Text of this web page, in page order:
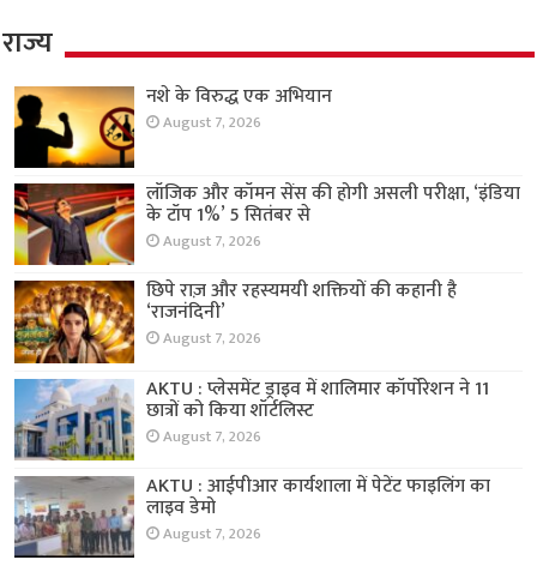
राज्य
नशे के विरुद्ध एक अभियान
August 7, 2026
लॉजिक और कॉमन सेंस की होगी असली परीक्षा, ‘इंडिया
के टॉप 1%’ 5 सितंबर से
August 7, 2026
छिपे राज़ और रहस्यमयी शक्तियों की कहानी है
‘राजनंदिनी’
August 7, 2026
AKTU : प्लेसमेंट ड्राइव में शालिमार कॉर्पोरेशन ने 11
छात्रों को किया शॉर्टलिस्ट
August 7, 2026
AKTU : आईपीआर कार्यशाला में पेटेंट फाइलिंग का
लाइव डेमो
August 7, 2026